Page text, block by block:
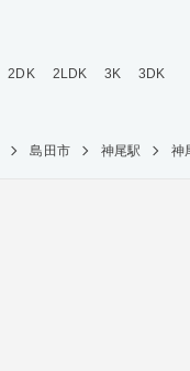
2DK 2LDK 3K
3DK
島田市 神尾駅 神